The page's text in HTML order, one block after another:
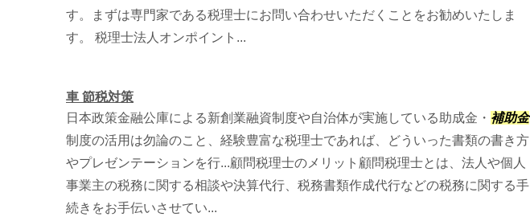
す。まずは専門家である税理士にお問い合わせいただくことをお勧めいたしま
す。 税理士法人オンポイント...
車 節税対策
日本政策金融公庫による新創業融資制度や自治体が実施している助成金・ 補助金
制度の活用は勿論のこと、経験豊富な税理士であれば、どういった書類の書き方
やプレゼンテーションを行...顧問税理士のメリット顧問税理士とは、法人や個人
事業主の税務に関する相談や決算代行、税務書類作成代行などの税務に関する手
続きをお手伝いさせてい...